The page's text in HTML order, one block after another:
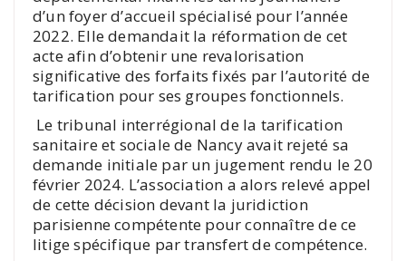
d’un foyer d’accueil spécialisé pour l’année
2022. Elle demandait la réformation de cet
acte afin d’obtenir une revalorisation
significative des forfaits fixés par l’autorité de
tarification pour ses groupes fonctionnels.
Le tribunal interrégional de la tarification
sanitaire et sociale de Nancy avait rejeté sa
demande initiale par un jugement rendu le 20
février 2024. L’association a alors relevé appel
de cette décision devant la juridiction
parisienne compétente pour connaître de ce
litige spécifique par transfert de compétence.